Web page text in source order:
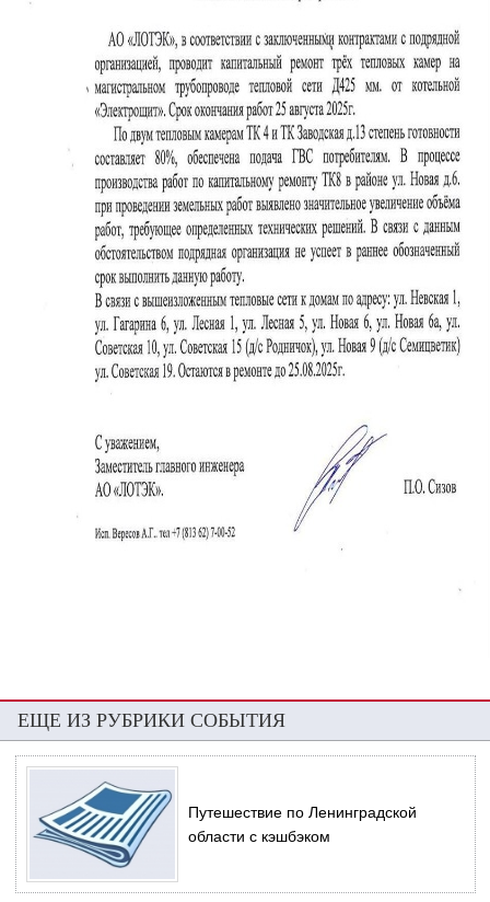
ЕЩЕ ИЗ РУБРИКИ СОБЫТИЯ
Путешествие по Ленинградской
области с кэшбэком